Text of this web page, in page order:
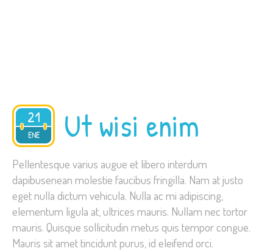
21
ENE
2015 Ut wisi enim
Pellentesque varius augue et libero interdum
dapibusenean molestie faucibus fringilla. Nam at justo
eget nulla dictum vehicula. Nulla ac mi adipiscing,
elementum ligula at, ultrices mauris. Nullam nec tortor
mauris. Quisque sollicitudin metus quis tempor congue.
Mauris sit amet tincidunt purus, id eleifend orci.